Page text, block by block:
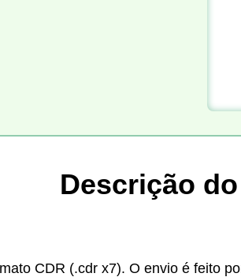
Descrição
CDR (.cdr x7). O envio é feito